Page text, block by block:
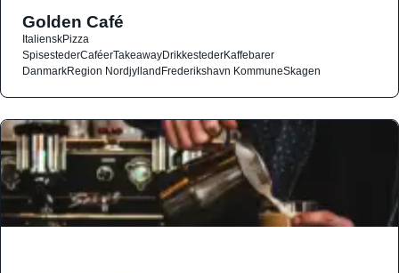
Golden Café
ItalienskPizza
SpisestederCaféerTakeawayDrikkestederKaffebarer
DanmarkRegion NordjyllandFrederikshavn KommuneSkagen